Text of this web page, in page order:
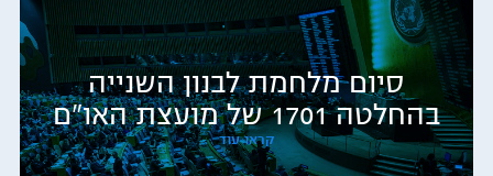
סיום מלחמת לבנון השנייה
בהחלטה 1701 של מועצת האו"ם
קראו עוד